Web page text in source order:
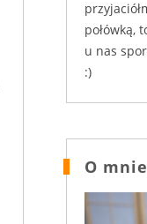
połówką,
u nas
:)
O mnie